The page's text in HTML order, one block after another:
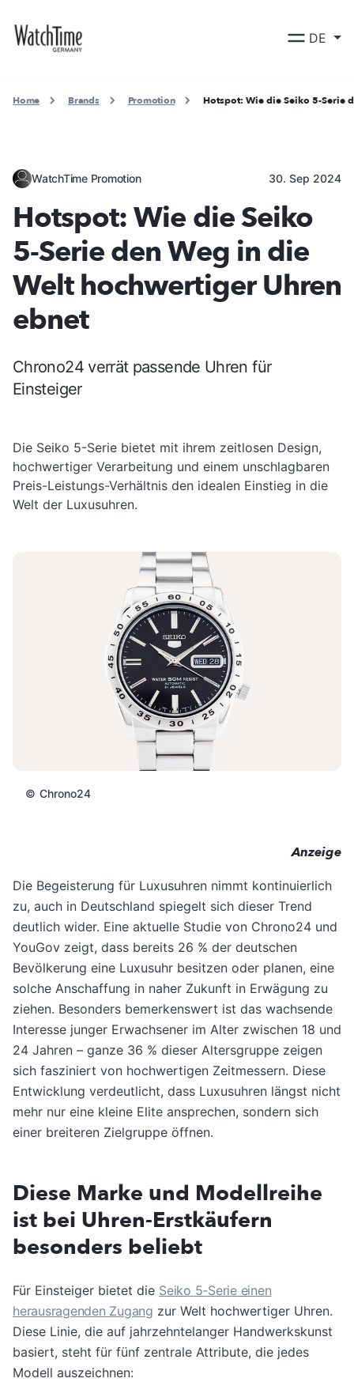
DE
Home Brands Promotion Hotspot: Wie die Seiko 5-Serie
WatchTime Promotion 30. Sep 2024
Hotspot: Wie die Seiko
5-Serie den Weg in die
Welt hochwertiger Uhren
ebnet
Chrono24 verrät passende Uhren für
Einsteiger
Die Seiko 5-Serie bietet mit ihrem zeitlosen Design,
hochwertiger Verarbeitung und einem unschlagbaren
Preis-Leistungs-Verhältnis den idealen Einstieg in die
Welt der Luxusuhren.
© Chrono24
Anzeige
Die Begeisterung für Luxusuhren nimmt kontinuierlich
zu, auch in Deutschland spiegelt sich dieser Trend
deutlich wider. Eine aktuelle Studie von Chrono24 und
YouGov zeigt, dass bereits 26 % der deutschen
Bevölkerung eine Luxusuhr besitzen oder planen, eine
solche Anschaffung in naher Zukunft in Erwägung zu
ziehen. Besonders bemerkenswert ist das wachsende
Interesse junger Erwachsener im Alter zwischen 18 und
24 Jahren – ganze 36 % dieser Altersgruppe zeigen
sich fasziniert von hochwertigen Zeitmessern. Diese
Entwicklung verdeutlicht, dass Luxusuhren längst nicht
mehr nur eine kleine Elite ansprechen, sondern sich
einer breiteren Zielgruppe öffnen.
Diese Marke und Modellreihe
ist bei Uhren-Erstkäufern
besonders beliebt
Für Einsteiger bietet die Seiko 5-Serie einen
herausragenden Zugang zur Welt hochwertiger Uhren.
Diese Linie, die auf jahrzehntelanger Handwerkskunst
basiert, steht für fünf zentrale Attribute, die jedes
Modell auszeichnen: